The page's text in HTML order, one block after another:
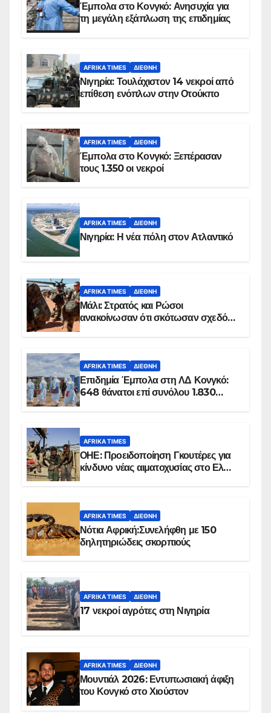
Έμπολα στο Κονγκό: Ανησυχία για
τη μεγάλη εξάπλωση της επιδημίας
AFRIKA TIMES ΔΙΕΘΝΉ
Νιγηρία: Τουλάχιστον 14 νεκροί από
επίθεση ενόπλων στην Οτούκπο
AFRIKA TIMES ΔΙΕΘΝΉ
Έμπολα στο Κονγκό: Ξεπέρασαν
τους 1.350 οι νεκροί
AFRIKA TIMES ΔΙΕΘΝΉ
Νιγηρία: Η νέα πόλη στον Ατλαντικό
AFRIKA TIMES ΔΙΕΘΝΉ
Μάλι: Στρατός και Ρώσοι
ανακοίνωσαν ότι σκότωσαν σχεδόν
AFRIKA TIMES ΔΙΕΘΝΉ
Επιδημία Έμπολα στη ΛΔ Κονγκό:
648 θάνατοι επί συνόλου 1.830
AFRIKA TIMES
ΟΗΕ: Προειδοποίηση Γκουτέρες για
κίνδυνο νέας αιματοχυσίας στο Ελ
AFRIKA TIMES ΔΙΕΘΝΉ
Νότια Αφρική:Συνελήφθη με 150
δηλητηριώδεις σκορπιούς
AFRIKA TIMES ΔΙΕΘΝΉ
17 νεκροί αγρότες στη Νιγηρία
AFRIKA TIMES ΔΙΕΘΝΉ
Μουντιάλ 2026: Εντυπωσιακή άφιξη
του Κονγκό στο Χιούστον